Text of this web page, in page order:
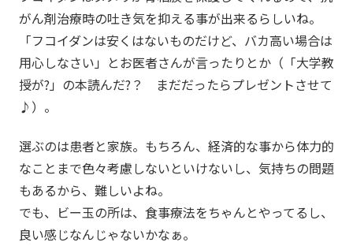
がん剤治療時の吐き気を抑える事が出来るらしいね。
「フコイダンは安くはないものだけど、バカ高い場合は
用心しなさい」とお医者さんが言ったりとか（「大学教
授が?」の本読んだ?？ まだだったらプレゼントさせて
♪）。
選ぶのは患者と家族。もちろん、経済的な事から体力的
なことまで色々考慮しないといけないし、気持ちの問題
もあるから、難しいよね。
でも、ビー玉の所は、食事療法をちゃんとやってるし、
良い感じなんじゃないかなぁ。